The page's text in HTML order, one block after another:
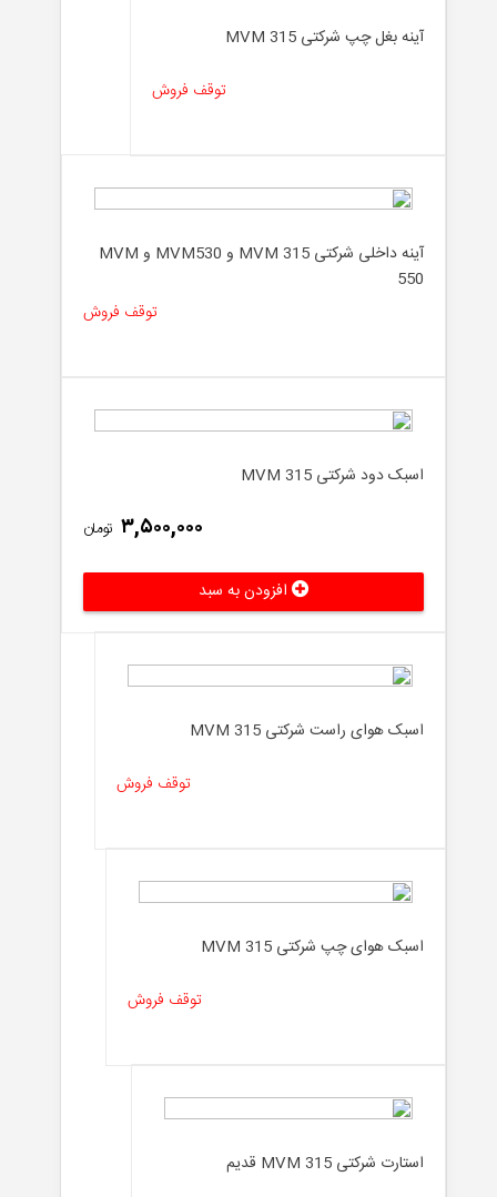
آینه بغل چپ شرکتی MVM 315
توقف فروش
آینه داخلی شرکتی MVM 315 و MVM530 و MVM
550
توقف فروش
اسبک دود شرکتی MVM 315
۳,۵۰۰,۰۰۰ تومان
اسبک هوای راست شرکتی MVM 315
توقف فروش
اسبک هوای چپ شرکتی MVM 315
توقف فروش
استارت شرکتی MVM 315 قدیم